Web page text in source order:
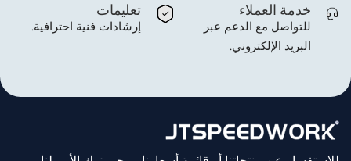
تعليمات
إرشادات فنية احترافية.
خدمة العملاء
للتواصل مع الدعم عبر
البريد الإلكتروني.